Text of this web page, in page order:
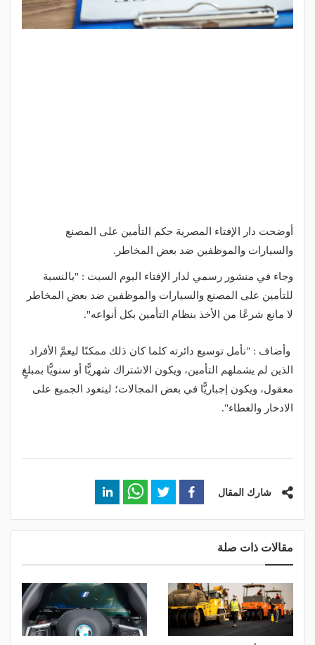
أوضحت دار الإفتاء المصرية حكم التأمين على المصنع
والسيارات والموظفين ضد بعض المخاطر.
وجاء في منشور رسمي لدار الإفتاء اليوم السبت : "بالنسبة
للتأمين على المصنع والسيارات والموظفين ضد بعض المخاطر
لا مانع شرعًا من الأخذ بنظام التأمين بكل أنواعه".
وأضاف : "نأمل توسيع دائرته كلما كان ذلك ممكنًا ليعمَّ الأفراد
الذين لم يشملهم التأمين، ويكون الاشتراك شهريًّا أو سنويًّا بمبلغٍ
معقول، ويكون إجباريًّا في بعض المجالات؛ ليتعود الجميع على
الادخار والعطاء".
شارك المقال
مقالات ذات صلة